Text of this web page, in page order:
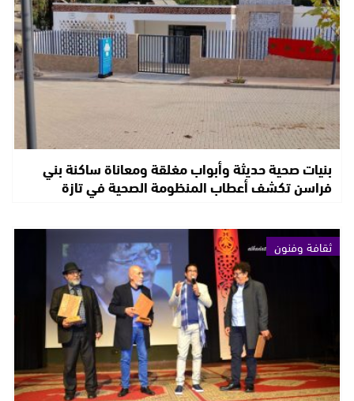
بنيات صحية حديثة وأبواب مغلقة ومعاناة ساكنة بني
فراسن تكشف أعطاب المنظومة الصحية في تازة
ثقافة وفنون